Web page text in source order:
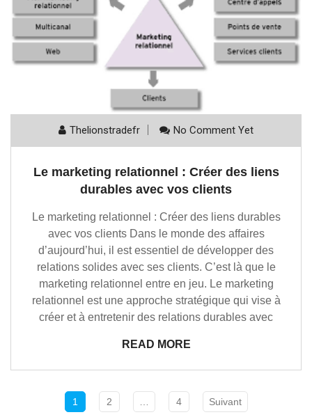
Thelionstradefr No Comment Yet
Le marketing relationnel : Créer des liens
durables avec vos clients
Le marketing relationnel : Créer des liens durables
avec vos clients Dans le monde des affaires
d’aujourd’hui, il est essentiel de développer des
relations solides avec ses clients. C’est là que le
marketing relationnel entre en jeu. Le marketing
relationnel est une approche stratégique qui vise à
créer et à entretenir des relations durables avec
READ MORE
1 2 … 4 Suivant